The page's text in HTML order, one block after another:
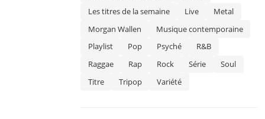
Les titres de la semaine
Live
Metal
Morgan Wallen
Musique contemporaine
Playlist
Pop Psyché
R&B
Raggae
Rap Rock Série
Soul
Titre
Tripop Variété